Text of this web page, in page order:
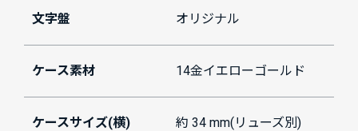
文字盤 オリジナル
ケース素材 14金イエローゴールド
ケースサイズ(横) 約 34 mm(リューズ別)